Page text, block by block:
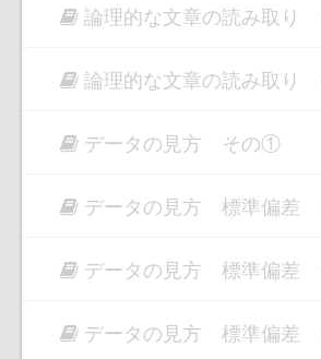
論理的な文章の読み取
論理的な文章の読み取
データの見方 その①
データの見方 標準偏差
データの見方 標準偏差
データの見方 標準偏差